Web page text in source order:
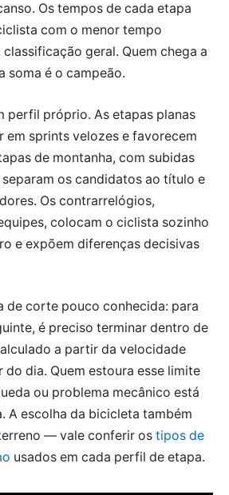
Os tempos de cada etapa
com o menor tempo
geral. Quem chega a
soma é o campeão.
perfil próprio. As etapas planas
em sprints velozes e favorecem
de montanha, com subidas
os candidatos ao título e
Os contrarrelógios,
colocam o ciclista sozinho
e expõem diferenças decisivas
de corte pouco conhecida: para
é preciso terminar dentro de
a partir da velocidade
do dia. Quem estoura esse limite
ou problema mecânico está
A escolha da bicicleta também
— vale conferir os tipos de
usados em cada perfil de etapa.